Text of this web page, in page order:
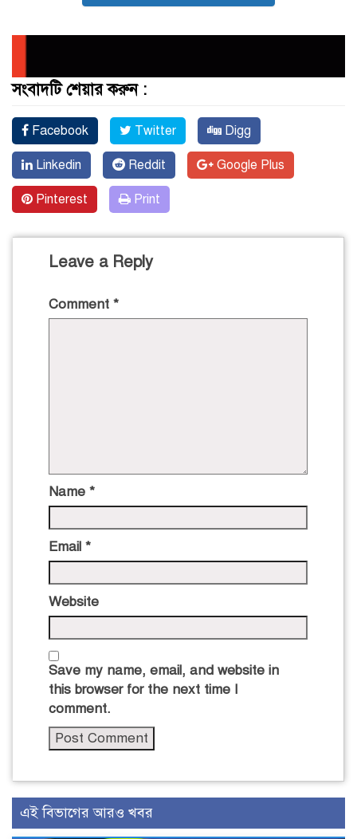
সংবাদটি শেয়ার করুন :
Facebook Twitter Digg
Linkedin Reddit Google Plus
Pinterest Print
Leave a Reply
Comment *
Name *
Email *
Website
Save my name, email, and website in
this browser for the next time I
comment.
এই বিভাগের আরও খবর